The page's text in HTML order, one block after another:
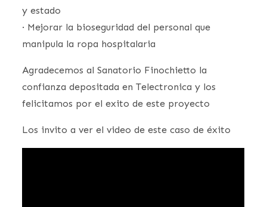
y estado
· Mejorar la bioseguridad del personal que
manipula la ropa hospitalaria
Agradecemos al Sanatorio Finochietto la
confianza depositada en Telectronica y los
felicitamos por el exito de este proyecto
Los invito a ver el video de este caso de éxito